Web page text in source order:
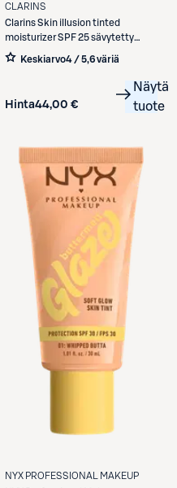
CLARINS
ClarinsSkin illusion tinted
moisturizer SPF 25 sävytetty
päivävoide 40 ml
Keskiarvo4 / 5,6 väriä
Hinta44,00 €
Näytä
tuote
NYX PROFESSIONAL MAKEUP